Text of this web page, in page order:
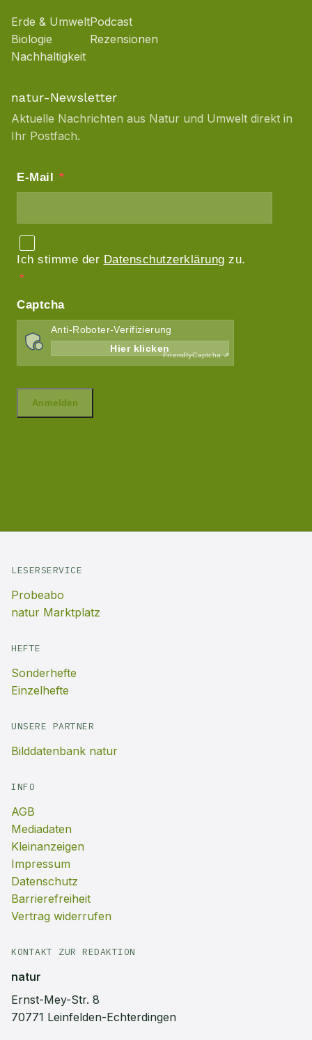
Erde & Umwelt
Biologie
Nachhaltigkeit
Podcast
Rezensionen
natur-Newsletter
Aktuelle Nachrichten aus Natur und Umwelt direkt in
Ihr Postfach.
LESERSERVICE
Probeabo
natur Marktplatz
HEFTE
Sonderhefte
Einzelhefte
UNSERE PARTNER
Bilddatenbank natur
INFO
AGB
Mediadaten
Kleinanzeigen
Impressum
Datenschutz
Barrierefreiheit
Vertrag widerrufen
KONTAKT ZUR REDAKTION
natur
Ernst-Mey-Str. 8
70771 Leinfelden-Echterdingen